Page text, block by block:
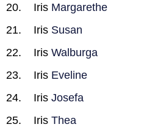
Iris Margarethe
Iris Susan
Iris Walburga
Iris Eveline
Iris Josefa
Iris Thea